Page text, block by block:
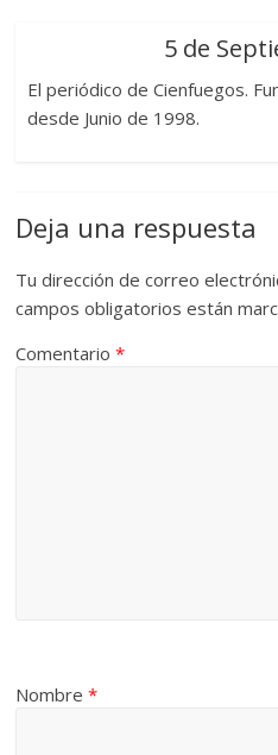
5 de
El periódico de Cienfuegos.
desde Junio de 1998.
Deja una respuesta
Tu dirección de correo
campos obligatorios están
Comentario*
Nombre*